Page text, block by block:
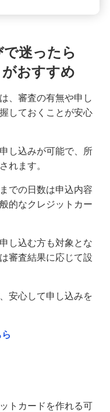
迷ったら
がおすすめ
、審査の有無や申し
しておくことが安心
し込みが可能で、所
れます。
での日数は申込内容
的なクレジットカー
し込む方も対象とな
審査結果に応じて設
安心して申し込みを
トカードを作れる可